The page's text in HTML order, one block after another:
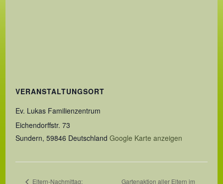
VERANSTALTUNGSORT
Ev. Lukas Familienzentrum
Eichendorffstr. 73
Sundern, 59846 Deutschland Google Karte anzeigen
Eltern-Nachmittag: Gartenaktion aller Eltern im